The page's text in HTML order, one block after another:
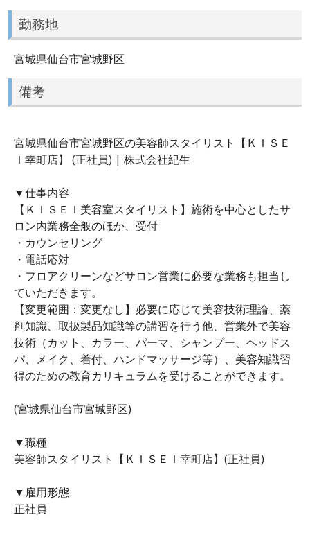
勤務地
宮城県仙台市宮城野区
備考
宮城県仙台市宮城野区の美容師スタイリスト【ＫＩＳＥ
Ｉ幸町店】 (正社員) | 株式会社紀生
▼仕事内容
【ＫＩＳＥＩ美容室スタイリスト】施術を中心としたサ
ロン内業務全般のほか、受付
・カウンセリング
・電話応対
・フロアクリーンなどサロン営業に必要な業務も担当し
ていただきます。
【変更範囲：変更なし】必要に応じて美容技術理論、薬
剤知識、取扱製品知識等の講習を行う他、営業外で美容
技術（カット、カラー、パーマ、シャンプー、ヘッドス
パ、メイク、着付、ハンドマッサージ等）、美容知識習
得のための教育カリキュラムを受けることができます。
(宮城県仙台市宮城野区)
▼職種
美容師スタイリスト【ＫＩＳＥＩ幸町店】(正社員)
▼雇用形態
正社員